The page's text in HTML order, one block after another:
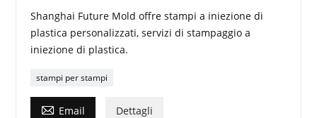
Shanghai Future Mold offre stampi a iniezione di
plastica personalizzati, servizi di stampaggio a
iniezione di plastica.
stampi per stampi
 Email Dettagli